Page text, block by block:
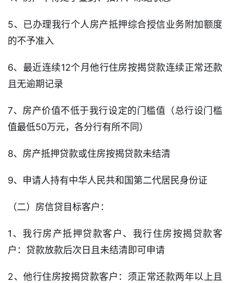
5、已办理我行个人房产抵押综合授信业务附加额度
的不予准入
6、最近连续12个月他行住房按揭贷款连续正常还款
且无逾期记录
7、房产价值不低于我行设定的门槛值（总行设门槛
值最低50万元，各分行有所不同）
8、房产抵押贷款或住房按揭贷款未结清
9、申请人持有中华人民共和国第二代居民身份证
（二）房信贷目标客户：
1、我行房产抵押贷款客户、我行住房按揭贷款客
户：贷款放款后次日且未结清即可申请
2、他行住房按揭贷款客户：须正常还款两年以上且